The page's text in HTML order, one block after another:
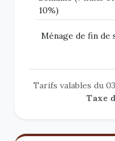
10%)
Ménage de fin de
Tarifs valables du
Taxe